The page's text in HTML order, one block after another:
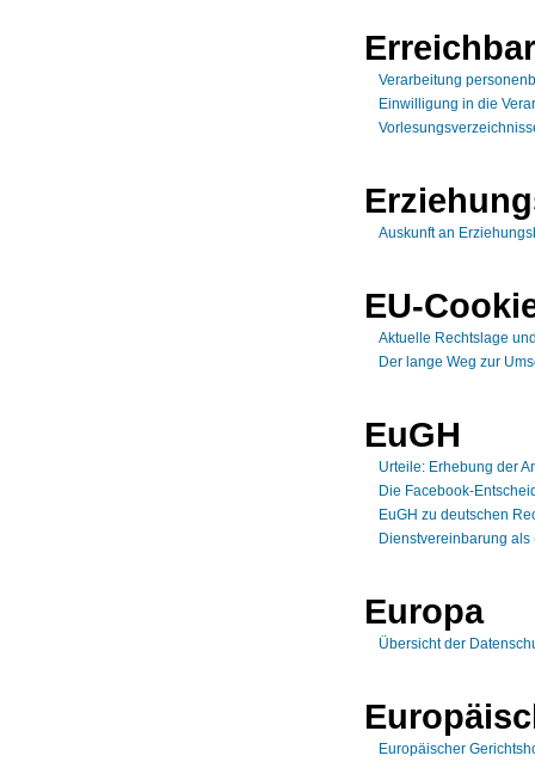
Verarbeitung
Einwilligung in die
Auskunft an
EU-
Aktuelle Rechtslage
Der lange Weg zur
EuGH
Urteile: Erhebung der
Die Facebook-
EuGH zu deutschen
Dienstvereinbarung
Europa
Übersicht der
Europäischer